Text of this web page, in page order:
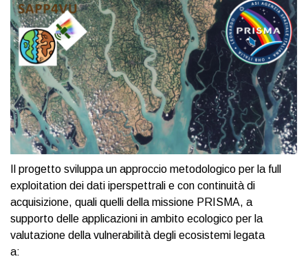
Il progetto sviluppa un approccio metodologico per la full
exploitation dei dati iperspettrali e con continuità di
acquisizione, quali quelli della missione PRISMA, a
supporto delle applicazioni in ambito ecologico per la
valutazione della vulnerabilità degli ecosistemi legata
a: